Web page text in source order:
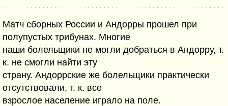
Матч сборных России и Андорры прошел при
полупустых трибунах. Многие
наши болельщики не могли добраться в Андорру, т.
к. не смогли найти эту
страну. Андоррские же болельщики практически
отсутствовали, т. к. все
взрослое население играло на поле.